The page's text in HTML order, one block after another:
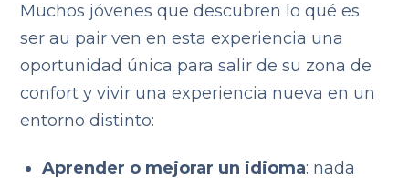
Muchos jóvenes que descubren lo qué es
ser au pair ven en esta experiencia una
oportunidad única para salir de su zona de
confort y vivir una experiencia nueva en un
entorno distinto:
Aprender o mejorar un idioma: nada